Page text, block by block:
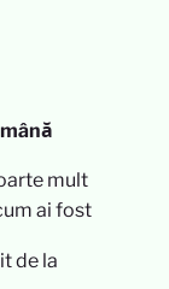
mult
ai fost
de la